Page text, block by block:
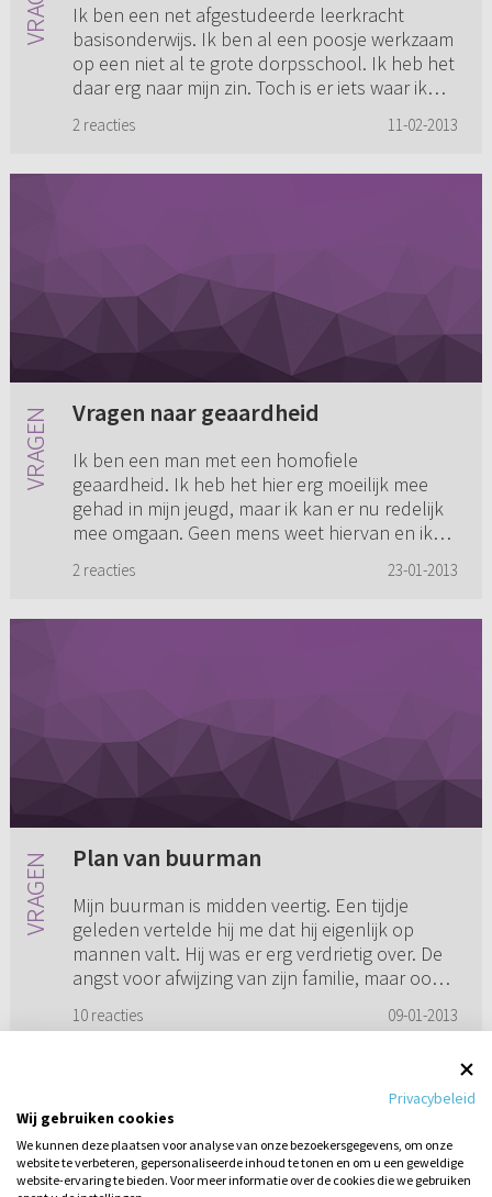
Ik ben een net afgestudeerde leerkracht
basisonderwijs. Ik ben al een poosje werkzaam
op een niet al te grote dorpsschool. Ik heb het
daar erg naar mijn zin. Toch is er iets waar ik
2 reacties 11-02-2013
Vragen naar geaardheid
Ik ben een man met een homofiele
geaardheid. Ik heb het hier erg moeilijk mee
gehad in mijn jeugd, maar ik kan er nu redelijk
mee omgaan. Geen mens weet hiervan en ik
2 reacties 23-01-2013
Plan van buurman
Mijn buurman is midden veertig. Een tijdje
geleden vertelde hij me dat hij eigenlijk op
mannen valt. Hij was er erg verdrietig over. De
angst voor afwijzing van zijn familie, maar ook
10 reacties 09-01-2013
1 2
Privacybeleid
Wij gebruiken cookies
We kunnen deze plaatsen voor analyse van onze bezoekersgegevens, om onze
website te verbeteren, gepersonaliseerde inhoud te tonen en om u een geweldige
website-ervaring te bieden. Voor meer informatie over de cookies die we gebruiken